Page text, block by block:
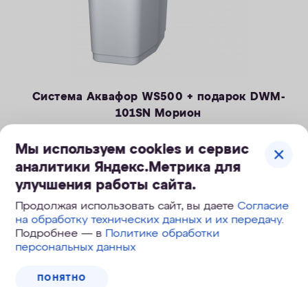
Система Аквафор WS500 + подарок DWM-
101SN Морион
жесткости, железа и марганца.
— Производительность раб./макс. — 1,4 / 2,1 м3/ч
— Максимальная удаляемая жесткость — 24 мг-экв/л
— Максимальная удаляемая концентрация растворенного
марганца — 3 мг/л
— Объем воды/соли на регенерацию от 43 литров / 0,8 кг
49 990руб.
74 990руб., экономия 25 000 руб.
ПОД ЗАКАЗ
Мы используем cookies и сервис
аналитики Яндекс.Метрика для
улучшения работы сайта.
Продолжая использовать сайт, вы даетеСогласие
на обработку технических данных и их передачу.
Подробнее — в Политике обработки
персональных данных
ПОНЯТНО